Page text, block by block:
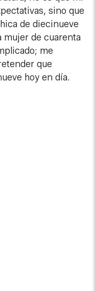
sino que
de diecinueve
mujer de cuarenta
me
que
hoy en día.